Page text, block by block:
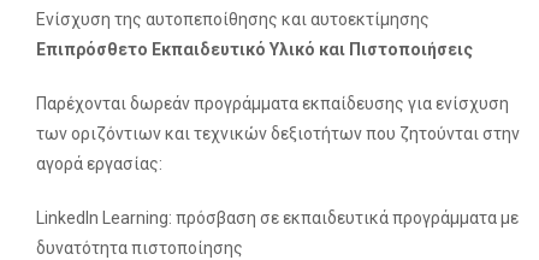
Ενίσχυση της αυτοπεποίθησης και αυτοεκτίμησης
Επιπρόσθετο Εκπαιδευτικό Υλικό και Πιστοποιήσεις
Παρέχονται δωρεάν προγράμματα εκπαίδευσης για ενίσχυση
των οριζόντιων και τεχνικών δεξιοτήτων που ζητούνται στην
αγορά εργασίας:
LinkedIn Learning: πρόσβαση σε εκπαιδευτικά προγράμματα με
δυνατότητα πιστοποίησης